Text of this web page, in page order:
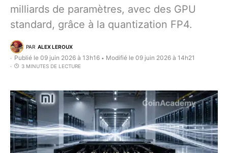
milliards de paramètres, avec des GPU
standard, grâce à la quantization FP4.
PAR ALEX LEROUX
Publié le 09 juin 2026 à 13h16 • Modifié le 09 juin 2026 à 14h21
3 MINUTES DE LECTURE